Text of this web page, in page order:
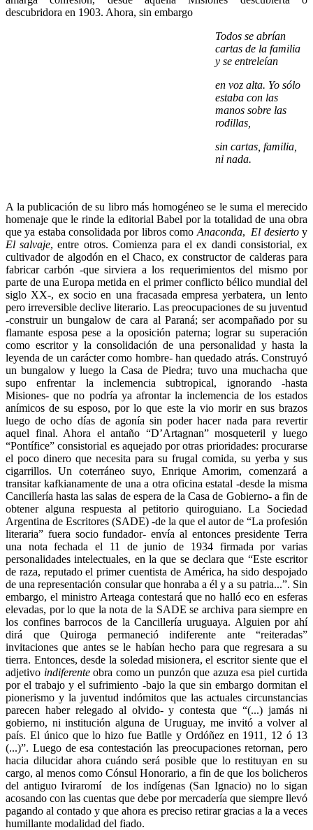
descubridora en 1903. Ahora, sin embargo
Todos se abrían
cartas de la familia
y se entreleían
en voz alta. Yo sólo
estaba con las
manos sobre las
rodillas,
sin cartas, familia,
ni nada.
A la publicación de su libro más homogéneo se le suma el merecido
homenaje que le rinde la editorial Babel por la totalidad de una obra
que ya estaba consolidada por libros como Anaconda, El desiertoy
El salvaje, entre otros. Comienza para el ex dandi consistorial, ex
cultivador de algodón en el Chaco, ex constructor de calderas para
fabricar carbón -que sirviera a los requerimientos del mismo por
parte de una Europa metida en el primer conflicto bélico mundial del
siglo XX-, ex socio en una fracasada empresa yerbatera, un lento
pero irreversible declive literario. Las preocupaciones de su juventud
-construir un bungalow de cara al Paraná; ser acompañado por su
flamante esposa pese a la oposición paterna; lograr su superación
como escritor y la consolidación de una personalidad y hasta la
leyenda de un carácter como hombre- han quedado atrás. Construyó
un bungalow y luego la Casa de Piedra; tuvo una muchacha que
supo enfrentar la inclemencia subtropical, ignorando -hasta
Misiones- que no podría ya afrontar la inclemencia de los estados
anímicos de su esposo, por lo que este la vio morir en sus brazos
luego de ocho días de agonía sin poder hacer nada para revertir
aquel final. Ahora el antaño “D’Artagnan” mosqueteril y luego
“Pontífice” consistorial es aquejado por otras prioridades: procurarse
el poco dinero que necesita para su frugal comida, su yerba y sus
cigarrillos. Un coterráneo suyo, Enrique Amorim, comenzará a
transitar kafkianamente de una a otra oficina estatal -desde la misma
Cancillería hasta las salas de espera de la Casa de Gobierno- a fin de
obtener alguna respuesta al petitorio quiroguiano. La Sociedad
Argentina de Escritores (SADE) -de la que el autor de “La profesión
literaria” fuera socio fundador- envía al entonces presidente Terra
una nota fechada el 11 de junio de 1934 firmada por varias
personalidades intelectuales, en la que se declara que “Este escritor
de raza, reputado el primer cuentista de América, ha sido despojado
de una representación consular que honraba a él y a su patria...”. Sin
embargo, el ministro Arteaga contestará que no halló eco en esferas
elevadas, por lo que la nota de la SADE se archiva para siempre en
los confines barrocos de la Cancillería uruguaya. Alguien por ahí
dirá que Quiroga permaneció indiferente ante “reiteradas”
invitaciones que antes se le habían hecho para que regresara a su
tierra. Entonces, desde la soledad misionera, el escritor siente que el
adjetivo indiferenteobra como un punzón que azuza esa piel curtida
por el trabajo y el sufrimiento -bajo la que sin embargo dormitan el
pionerismo y la juventud indómitos que las actuales circunstancias
parecen haber relegado al olvido- y contesta que “(...) jamás ni
gobierno, ni institución alguna de Uruguay, me invitó a volver al
país. El único que lo hizo fue Batlle y Ordóñez en 1911, 12 ó 13
(...)”. Luego de esa contestación las preocupaciones retornan, pero
hacia dilucidar ahora cuándo será posible que lo restituyan en su
cargo, al menos como Cónsul Honorario, a fin de que los bolicheros
del antiguo Iviraromí de los indígenas (San Ignacio) no lo sigan
acosando con las cuentas que debe por mercadería que siempre llevó
pagando al contado y que ahora es preciso retirar gracias a la a veces
humillante modalidad del fiado.